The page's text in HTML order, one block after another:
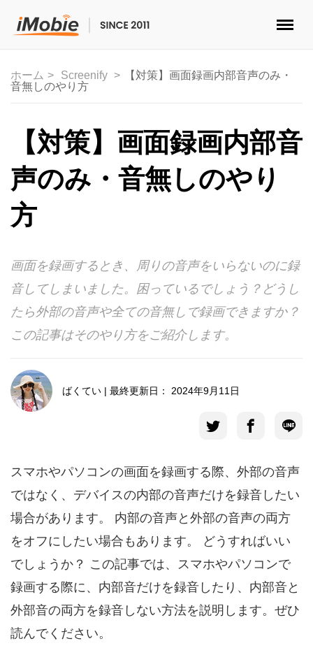
ロック解除&データ復元
マルチメディア
便利ツール
ソリューション
ダウンロード
サポート
言語選択
ホーム Screenify
【対策】画面録画内部音声のみ・
音無しのやり方
【対策】画面録画内部音
声のみ・音無しのやり
方
画面を録画するとき、周りの音声をいらないのに録
音してしまいました。困っているでしょう？どうし
たら外部の音声や全ての音無しで録画できますか？
この記事はそのやり方をご紹介します。
ばくてい | 最終更新日： 2024年9月11日
スマホやパソコンの画面を録画する際、外部の音声
ではなく、デバイスの内部の音声だけを録音したい
場合があります。 内部の音声と外部の音声の両方
をオフにしたい場合もあります。 どうすればいい
でしょうか？ この記事では、スマホやパソコンで
録画する際に、内部音だけを録音したり、内部音と
外部音の両方を録音しない方法を説明します。ぜひ
読んでください。